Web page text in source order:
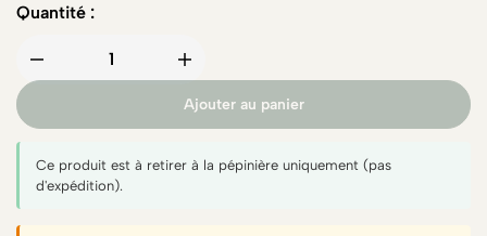
Quantité :
Ajouter au panier
Ce produit est à retirer à la pépinière uniquement (pas
d'expédition).